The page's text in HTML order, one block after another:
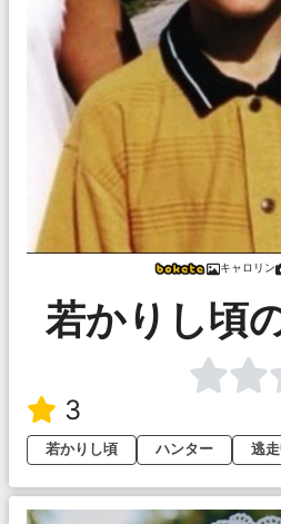
キャロリン
若かりし頃
3
若かりし頃
ハンター 逃